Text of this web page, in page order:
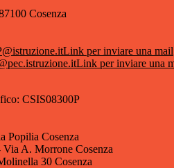
Cosenza
Link per inviare una mail
Link per inviare una
CSIS08300P
Popilia Cosenza
Via A. Morrone Cosenza
30 Cosenza